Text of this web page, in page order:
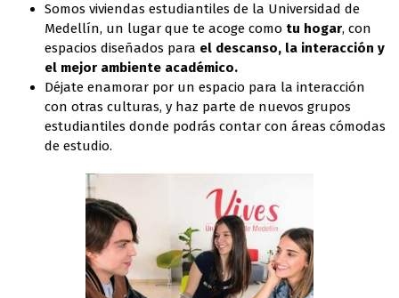
Somos viviendas estudiantiles de la Universidad de
Medellín, un lugar que te acoge como tu hogar, con
espacios diseñados para el descanso, la interacción y
el mejor ambiente académico.
Déjate enamorar por un espacio para la interacción
con otras culturas, y haz parte de nuevos grupos
estudiantiles donde podrás contar con áreas cómodas
de estudio.